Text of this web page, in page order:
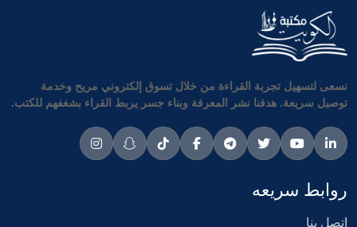
نسعى لتسهيل تجربة القراءة من خلال تسوق إلكتروني مريح وخدمة
توصيل سريعة. هدفنا نشر المعرفة وبناء جسر يربط القراء بشغفهم للكتب.
روابط سريعه
اتصل بنا